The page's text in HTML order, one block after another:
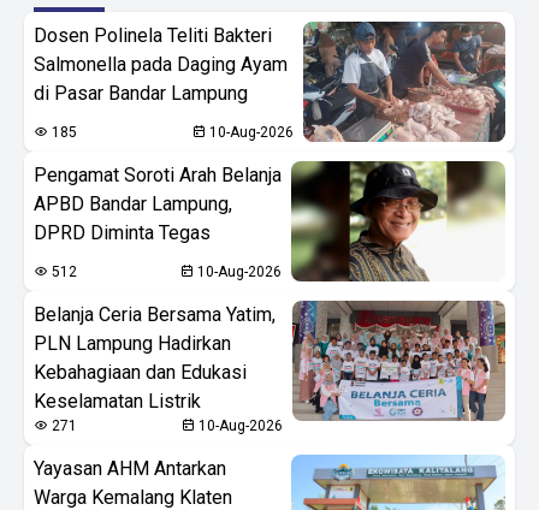
Dosen Polinela Teliti Bakteri
Salmonella pada Daging Ayam
di Pasar Bandar Lampung
185 10-Aug-2026
Pengamat Soroti Arah Belanja
APBD Bandar Lampung,
DPRD Diminta Tegas
512 10-Aug-2026
Belanja Ceria Bersama Yatim,
PLN Lampung Hadirkan
Kebahagiaan dan Edukasi
Keselamatan Listrik
271 10-Aug-2026
Yayasan AHM Antarkan
Warga Kemalang Klaten